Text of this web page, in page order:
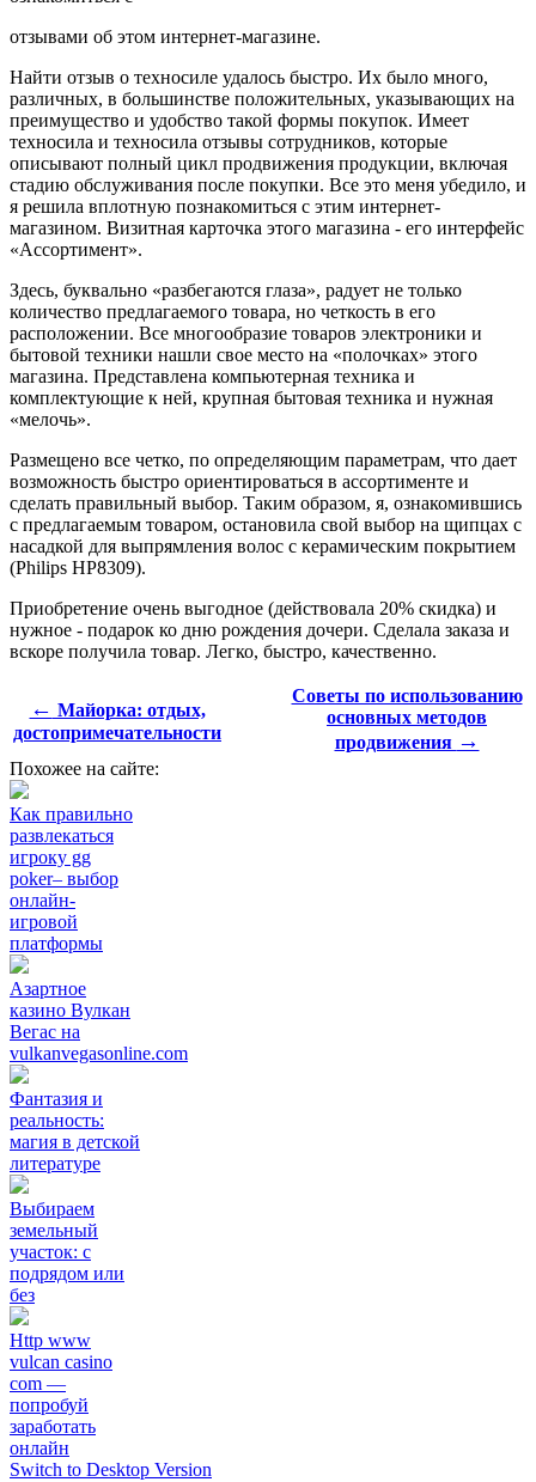
отзывами об этом интернет-магазине.
Найти отзыв о техносиле удалось быстро. Их было много,
различных, в большинстве положительных, указывающих на
преимущество и удобство такой формы покупок. Имеет
техносила и техносила отзывы сотрудников, которые
описывают полный цикл продвижения продукции, включая
стадию обслуживания после покупки. Все это меня убедило, и
я решила вплотную познакомиться с этим интернет-
магазином. Визитная карточка этого магазина - его интерфейс
«Ассортимент».
Здесь, буквально «разбегаются глаза», радует не только
количество предлагаемого товара, но четкость в его
расположении. Все многообразие товаров электроники и
бытовой техники нашли свое место на «полочках» этого
магазина. Представлена компьютерная техника и
комплектующие к ней, крупная бытовая техника и нужная
«мелочь».
Размещено все четко, по определяющим параметрам, что дает
возможность быстро ориентироваться в ассортименте и
сделать правильный выбор. Таким образом, я, ознакомившись
с предлагаемым товаром, остановила свой выбор на щипцах с
насадкой для выпрямления волос с керамическим покрытием
(Philips HP8309).
Приобретение очень выгодное (действовала 20% скидка) и
нужное - подарок ко дню рождения дочери. Сделала заказа и
вскоре получила товар. Легко, быстро, качественно.
← Майорка: отдых,
достопримечательности
Советы по использованию
основных методов
продвижения →
Похожее на сайте:
Как правильно
развлекаться
игроку gg
poker– выбор
онлайн-
игровой
платформы
Азартное
казино Вулкан
Вегас на
vulkanvegasonline.com
Фантазия и
реальность:
магия в детской
литературе
Выбираем
земельный
участок: с
подрядом или
без
Http www
vulcan casino
com —
попробуй
заработать
онлайн
Switch to Desktop Version